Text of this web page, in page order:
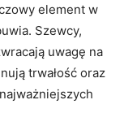
element w
Szewcy,
uwagę na
trwałość oraz